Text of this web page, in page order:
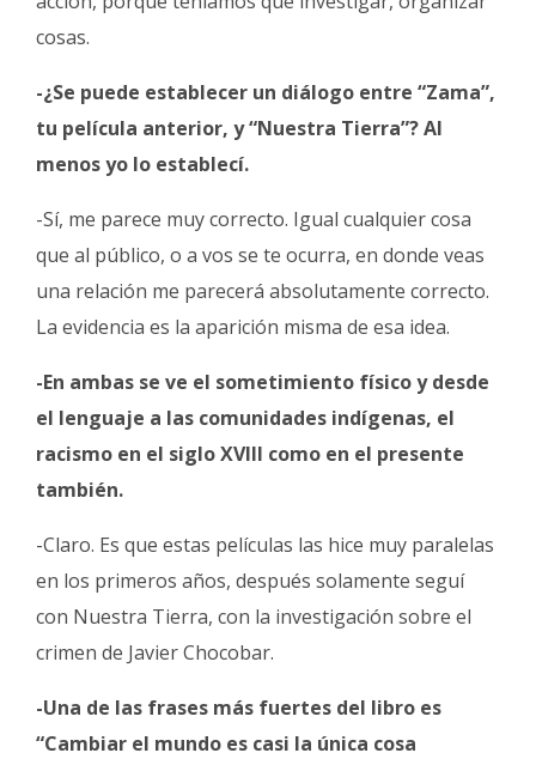
cosas.
-¿Se puede establecer un diálogo entre “Zama”,
tu película anterior, y “Nuestra Tierra”? Al
menos yo lo establecí.
-Sí, me parece muy correcto. Igual cualquier cosa
que al público, o a vos se te ocurra, en donde veas
una relación me parecerá absolutamente correcto.
La evidencia es la aparición misma de esa idea.
-En ambas se ve el sometimiento físico y desde
el lenguaje a las comunidades indígenas, el
racismo en el siglo XVIII como en el presente
también.
-Claro. Es que estas películas las hice muy paralelas
en los primeros años, después solamente seguí
con Nuestra Tierra, con la investigación sobre el
crimen de Javier Chocobar.
-Una de las frases más fuertes del libro es
“Cambiar el mundo es casi la única cosa